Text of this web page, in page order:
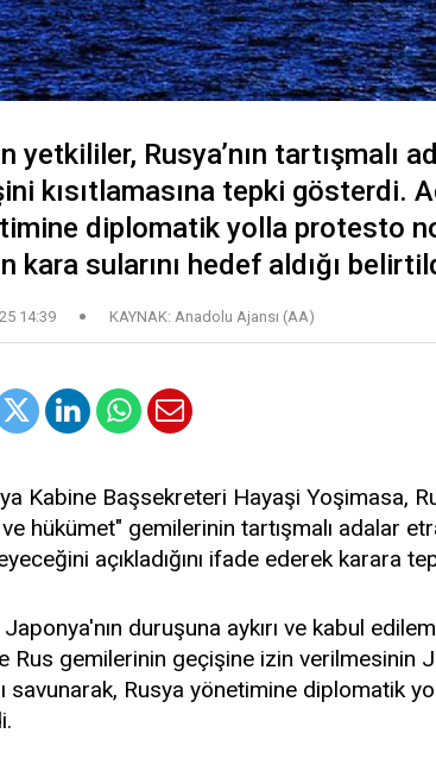
yetkililer, Rusya’nın tartışmalı
kısıtlamasına tepki gösterdi.
diplomatik yolla protesto
kara sularını hedef aldığı
14:39 KAYNAK: Anadolu Ajansı (AA)
Kabine Başsekreteri Hayaşi Yoşimasa,
hükümet" gemilerinin tartışmalı adalar
açıkladığını ifade ederek karara
Japonya'nın duruşuna aykırı ve kabul
Rus gemilerinin geçişine izin verilmesinin
savunarak, Rusya yönetimine diplomatik